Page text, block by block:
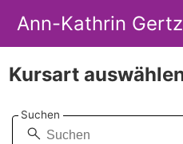
Ann-Kathrin Gertz